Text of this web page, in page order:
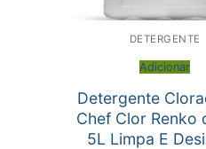
DETERGENTE
Adicionar
Detergente
Chef Clor Renko
5L Limpa E